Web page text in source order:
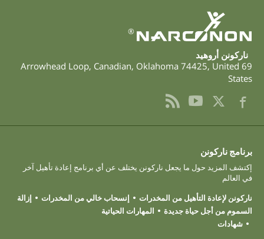
®
ناركونن أروهيد
69 Arrowhead Loop
, Canadian, Oklahoma 74425, United
States
برنامج ناركونن
إكتشف المزيد حول ما يجعل ناركونن يختلف عن أي برنامج إعادة تأهيل آخر
في العالم
ناركونن لإعادة التأهيل من المخدرات
إنسحاب خالي من المخدرات
إزالة
السموم من أجل حياة جديدة
المهارات الحياتية
شهادات